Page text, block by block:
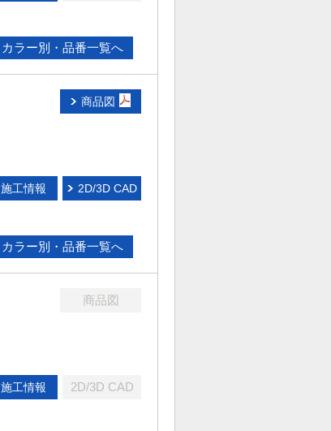
カラー別・品番一覧へ
商品図
施工情報 2D/3D CAD
カラー別・品番一覧へ
商品図
施工情報 2D/3D CAD